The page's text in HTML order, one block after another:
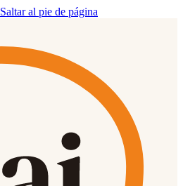
Saltar al pie de página